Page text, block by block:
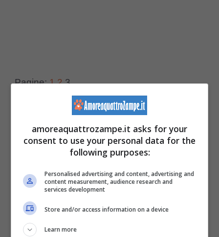
Pagine:1 2 3
amoreaquattrozampe.it asks for your
consent to use your personal data for the
following purposes:
Personalised advertising and content, advertising and
content measurement, audience research and
services development
Store and/or access information on a device
Learn more